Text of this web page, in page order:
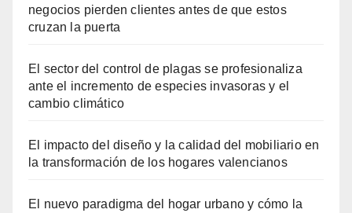
negocios pierden clientes antes de que estos
cruzan la puerta
El sector del control de plagas se profesionaliza
ante el incremento de especies invasoras y el
cambio climático
El impacto del diseño y la calidad del mobiliario en
la transformación de los hogares valencianos
El nuevo paradigma del hogar urbano y cómo la